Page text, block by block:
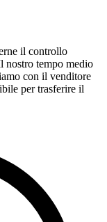
il controllo
nostro tempo medio
con il venditore
per trasferire il